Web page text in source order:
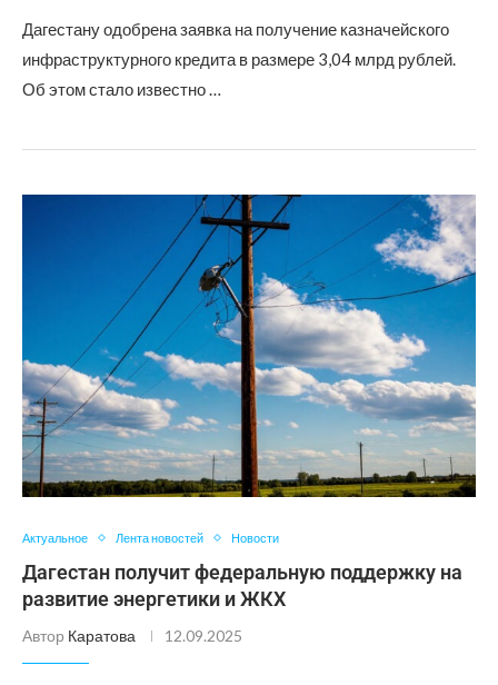
Дагестану одобрена заявка на получение казначейского
инфраструктурного кредита в размере 3,04 млрд рублей.
Об этом стало известно …
Актуальное Лента новостей Новости
Дагестан получит федеральную поддержку на
развитие энергетики и ЖКХ
Автор Каратова 12.09.2025